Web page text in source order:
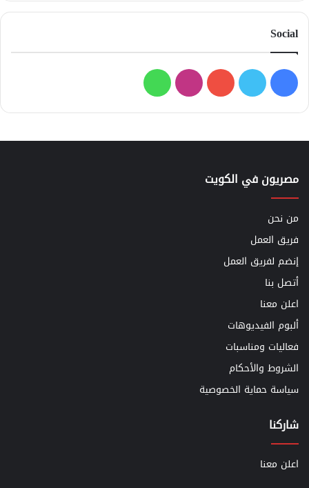
Social
فيسبوك
تويتر يوتيوبانستقرامواتساب
مصريون في الكويت
من نحن
فريق العمل
إنضم لفريق العمل
أتصل بنا
اعلن معنا
ألبوم الفيديوهات
فعاليات ومناسبات
الشروط والأحكام
سياسة حماية الخصوصية
شاركنا
اعلن معنا